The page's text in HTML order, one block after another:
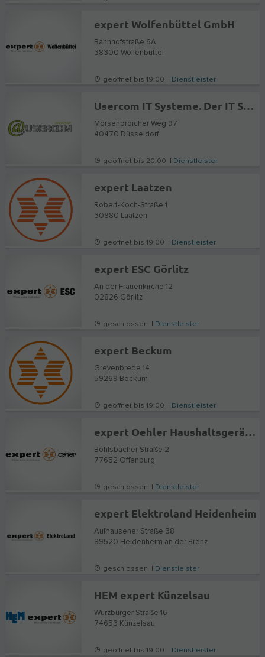
expert Wolfenbüttel GmbH
Bahnhofstraße 6A
38300 Wolfenbüttel
geöffnet bis 19:00 | Dienstleister
Usercom IT Systeme. Der IT Spezialist mit 30 Jahren Erfahrung.
Mörsenbroicher Weg 97
40470 Düsseldorf
geöffnet bis 20:00 | Dienstleister
expert Laatzen
Robert-Koch-Straße 1
30880
Laatzen
geöffnet bis 19:00 | Dienstleister
expert ESC Görlitz
An der Frauenkirche 12
02826 Görlitz
geschlossen | Dienstleister
expert Beckum
Grevenbrede 14
59269 Beckum
geöffnet bis 19:00 | Dienstleister
expert Oehler Haushaltsgeräte Offenburg
Bohlsbacher Straße 2
77652 Offenburg
geschlossen | Dienstleister
expert Elektroland Heidenheim
Aufhausener Straße 38
89520 Heidenheim an der Brenz
geschlossen | Dienstleister
HEM expert Künzelsau
Würzburger Straße 16
74653 Künzelsau
geöffnet bis 19:00 | Dienstleister